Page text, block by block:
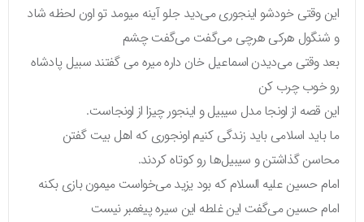
این وقتی خودشو اینجوری می‌دید جلو آینه میومد تو اون لحظه شاد
و شنگول هرکی هرچی می‌گفت می‌گفت چشم
بعد وقتی می‌دیدن اسماعیل خان داره میره می گفتند سبیل پادشاه
رو خوب چرب کن
این قصه از اونجا مدل سیبیل و اینجور چیزا از اونجاست.
ما باید اسلامی باید زندگی کنیم اونجوری که اهل بیت گفتن
محاسن گذاشتن و سیبیل‌ها رو کوتاه کردند.
امام حسین علیه السلام که بود یزید می‌خواست میمون بازی بکنه
امام حسین می‌گفت این غلطه این سیره پیغمبر نیست